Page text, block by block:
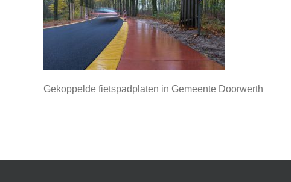
Gekoppelde fietspadplaten in Gemeente Doorwerth